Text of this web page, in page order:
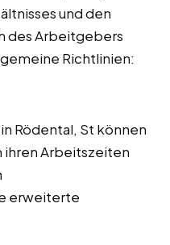
und den
des Arbeitgebers
Richtlinien:
Rödental, St können
ihren Arbeitszeiten
erweiterte